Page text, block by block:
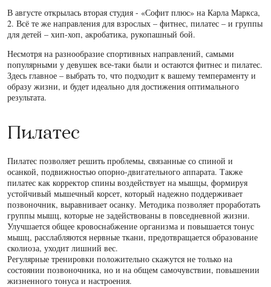
В августе открылась вторая студия - «Софит плюс» на Карла Маркса,
2. Всё те же направления для взрослых – фитнес, пилатес – и группы
для детей – хип-хоп, акробатика, рукопашный бой.
Несмотря на разнообразие спортивных направлений, самыми
популярными у девушек все-таки были и остаются фитнес и пилатес.
Здесь главное – выбрать то, что подходит к вашему темпераменту и
образу жизни, и будет идеально для достижения оптимального
результата.
Пилатес
Пилатес позволяет решить проблемы, связанные со спиной и
осанкой, подвижностью опорно-двигательного аппарата. Также
пилатес как корректор спины воздействует на мышцы, формируя
устойчивый мышечный корсет, который надежно поддерживает
позвоночник, выравнивает осанку. Методика позволяет проработать
группы мышц, которые не задействованы в повседневной жизни.
Улучшается общее кровоснабжение организма и повышается тонус
мышц, расслабляются нервные ткани, предотвращается образование
сколиоза, уходит лишний вес.
Регулярные тренировки положительно скажутся не только на
состоянии позвоночника, но и на общем самочувствии, повышении
жизненного тонуса и настроения.